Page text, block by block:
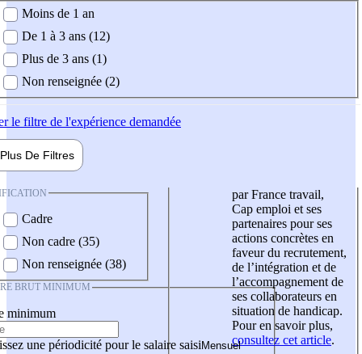
demandée
Moins de 1 an
De 1 à 3 ans (12)
Plus de 3 ans (1)
Non renseignée (2)
le filtre de l'expérience demandée
Plus De Filtres
Cadre
Non cadre (35)
Non renseignée (38)
BRUT MINIMUM
minimum
une périodicité pour le salaire saisi
par France travail,
Cap emploi et ses
partenaires pour ses
actions concrètes en
faveur du recrutement,
de l’intégration et de
l’accompagnement de
ses collaborateurs en
situation de handicap.
Pour en savoir plus,
consultez cet article.